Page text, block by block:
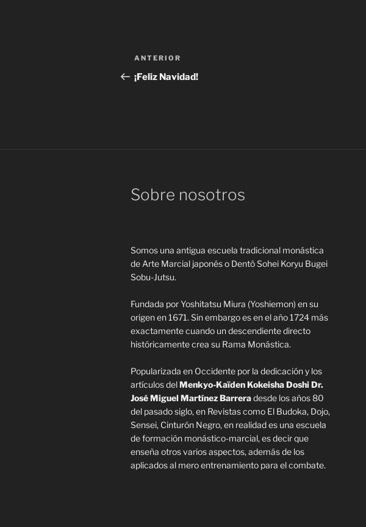
Navegación
de
Entrada
anterior:
ANTERIOR
¡Feliz Navidad!
Sobre nosotros
Somos una antigua escuela tradicional monástica
de Arte Marcial japonés o Dentô Sohei Koryu Bugei
Sobu-Jutsu.
Fundada por Yoshitatsu Miura (Yoshiemon) en su
origen en 1671. Sin embargo es en el año 1724 más
exactamente cuando un descendiente directo
históricamente crea su Rama Monástica.
Popularizada en Occidente por la dedicación y los
artículos delMenkyo-Kaïden Kokeisha Doshi Dr.
José Miguel Martínez Barreradesde los años 80
del pasado siglo, en Revistas como El Budoka, Dojo,
Sensei, Cinturón Negro, en realidad es una escuela
de formación monástico-marcial, es decir que
enseña otros varios aspectos, además de los
aplicados al mero entrenamiento para el combate.